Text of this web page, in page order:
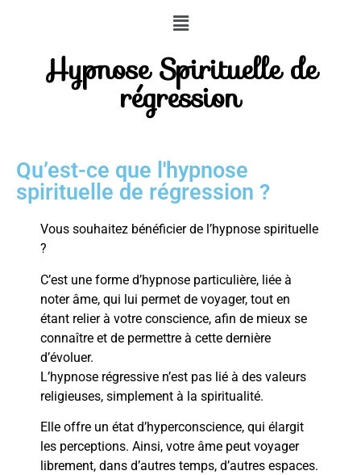
Hypnose Spirituelle de
régression
Qu’est-ce que l'hypnose
spirituelle de régression ?
Vous souhaitez bénéficier de l’hypnose spirituelle
?
C’est une forme d’hypnose particulière, liée à
noter âme, qui lui permet de voyager, tout en
étant relier à votre conscience, afin de mieux se
connaître et de permettre à cette dernière
d’évoluer.
L’hypnose régressive n’est pas lié à des valeurs
religieuses, simplement à la spiritualité.
Elle offre un état d’hyperconscience, qui élargit
les perceptions. Ainsi, votre âme peut voyager
librement, dans d’autres temps, d’autres espaces.